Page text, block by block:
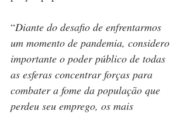
“Diante do desafio de enfrentarmos
um momento de pandemia, considero
importante o poder público de todas
as esferas concentrar forças para
combater a fome da população que
perdeu seu emprego, os mais